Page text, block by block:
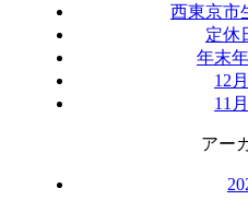
西東京市
定休
年末
12
11
アー